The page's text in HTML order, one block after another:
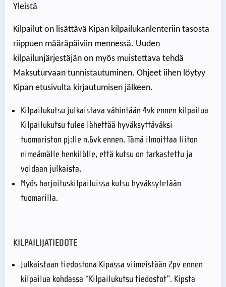
Yleistä
Kilpailut on lisättävä Kipan kilpailukanlenteriin tasosta
riippuen määräpäiviin mennessä. Uuden
kilpailunjärjestäjän on myös muistettava tehdä
Maksuturvaan tunnistautuminen. Ohjeet iihen löytyy
Kipan etusivulta kirjautumisen jälkeen.
Kilpailukutsu julkaistava vähintään 4vk ennen kilpailua
Kilpailukutsu tulee lähettää hyväksyttäväksi
tuomariston pj:lle n.6vk ennen. Tämä ilmoittaa liiton
nimeämälle henkilölle, että kutsu on tarkastettu ja
voidaan julkaista.
Myös harjoituskilpailuissa kutsu hyväksytetään
tuomarilla.
KILPAILIJATIEDOTE
Julkaistaan tiedostona Kipassa viimeistään 2pv ennen
kilpailua kohdassa “Kilpailukutsu tiedostot”. Kipsta